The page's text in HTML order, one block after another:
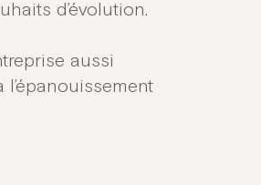
d’évolution.
aussi
l’épanouissement